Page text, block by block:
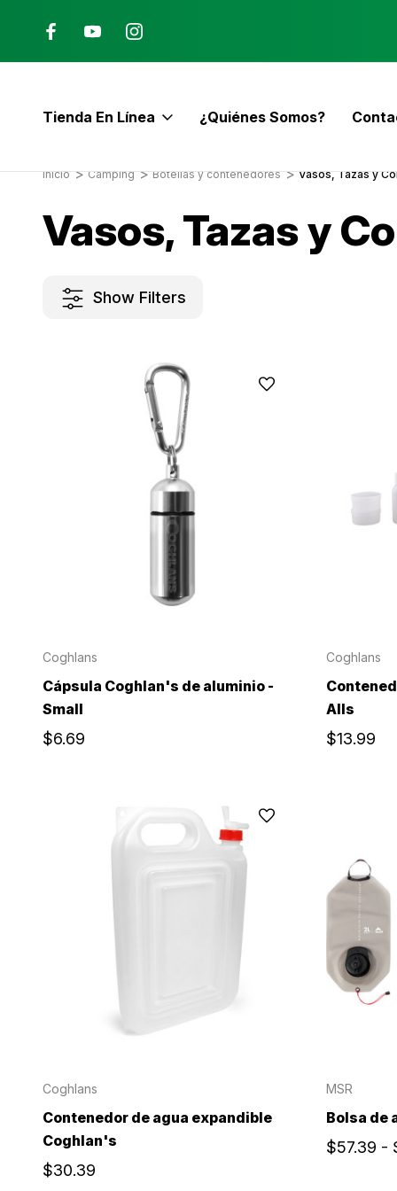
Costa Rica
ENVÍO GRATIS con pedidos
Tienda En Línea ¿Quiénes Somos?
Inicio Camping Botellas y contenedores Vasos, Tazas y
Vasos, Tazas y
Show Filters
Coghlans
Cápsula Coghlan's de aluminio -
Small
$6.69
Coghlans
Alls
$13.99
Coghlans
Contenedor de agua expandible
Coghlan's
$30.39
MSR
Bolsa de
$57.39 -